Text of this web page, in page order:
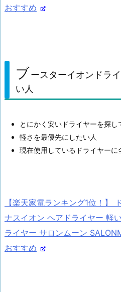
おすすめ
ブースターイオンドラ
い人
とにかく安いドライヤーを探し
軽さを最優先にしたい人
現在使用しているドライヤーに
【楽天家電ランキング1位！】
ナスイオン ヘアドライヤー 軽
ライヤー サロンムーン
おすすめ